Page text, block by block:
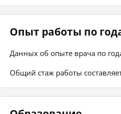
Опыт работы по
Данных об опыте врача по
Общий стаж работы